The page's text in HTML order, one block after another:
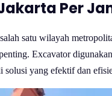
Per
satu wilayah
Excavator
solusi yang efektif dan